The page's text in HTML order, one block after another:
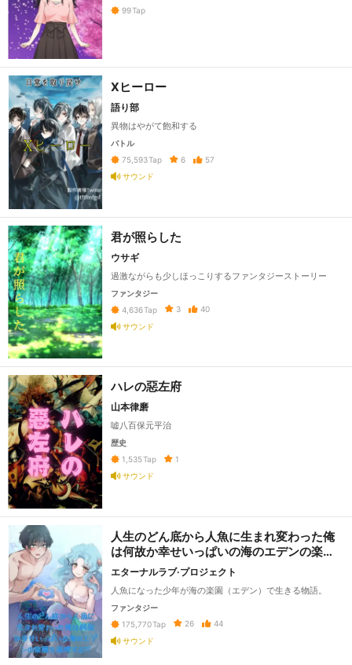
99Tap
Xヒーロー
語り部
異物はやがて飽和する
バトル
75,593Tap 6
57
サウンド
君が照らした
ウサギ
過激ながらも少しほっこりするファンタジーストーリー
ファンタジー
4,636Tap 3
40
サウンド
ハレの惡左府
山本律磨
嘘八百保元平治
歴史
1,535Tap
1
サウンド
人生のどん底から人魚に生まれ変わった俺
は何故か幸せいっぱいの海のエデンの楽園
を満喫する!?
エターナルラブ·プロジェクト
人魚になった少年が海の楽園（エデン）で生きる物語。
ファンタジー
175,770Tap 26
44
サウンド